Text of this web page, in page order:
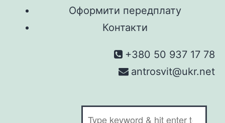
Оформити передплату
Контакти
+380 50 937 17 78
antrosvit@ukr.net